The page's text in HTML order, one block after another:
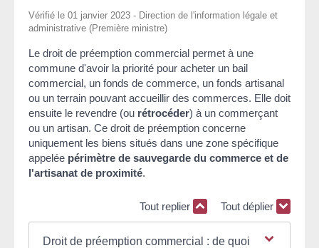
Vérifié le 01 janvier 2023 - Direction de l'information légale et
administrative (Première ministre)
Le droit de préemption commercial permet à une
commune d'avoir la priorité pour acheter un bail
commercial, un fonds de commerce, un fonds artisanal
ou un terrain pouvant accueillir des commerces. Elle doit
ensuite le revendre (ou rétrocéder) à un commerçant
ou un artisan. Ce droit de préemption concerne
uniquement les biens situés dans une zone spécifique
appelée périmètre de sauvegarde du commerce et de
l'artisanat de proximité.
Tout replier Tout déplier
Droit de préemption commercial : de quoi